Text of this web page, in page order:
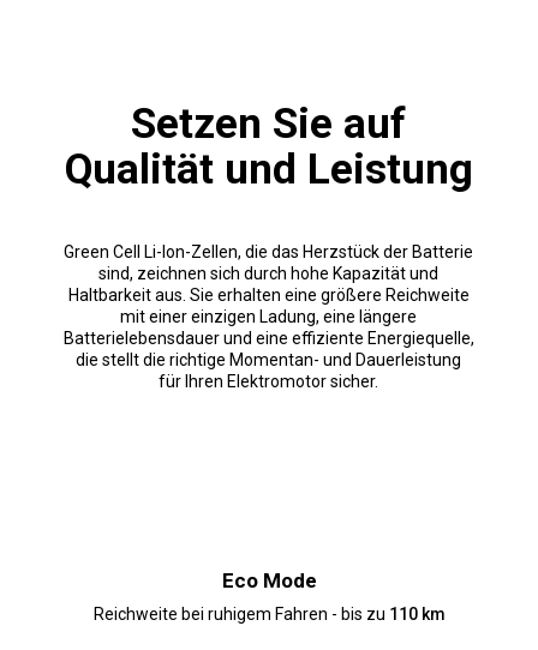
Setzen Sie auf
Qualität und Leistung
Green Cell Li-Ion-Zellen, die das Herzstück der Batterie
sind, zeichnen sich durch hohe Kapazität und
Haltbarkeit aus. Sie erhalten eine größere Reichweite
mit einer einzigen Ladung, eine längere
Batterielebensdauer und eine effiziente Energiequelle,
die stellt die richtige Momentan- und Dauerleistung
für Ihren Elektromotor sicher.
Eco Mode
Reichweite bei ruhigem Fahren - bis zu 110 km